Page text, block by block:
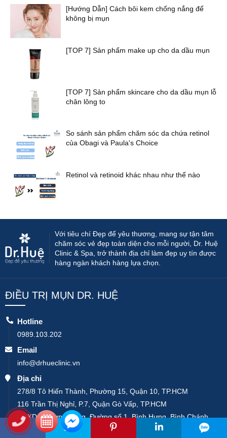
[Hướng Dẫn] Cách bôi kem chống nắng để
không bị mụn
[TOP 7] Sản phẩm make up cho da dầu mụn
[TOP 7] Sản phẩm skincare cho da dầu mụn lỗ
chân lông to
So sánh sản phẩm chăm sóc da chứa retinol
của Obagi và Paula's Choice
Retinol và retinoid khác nhau như thế nào
Với tiêu chí Đẹp để yêu thương, mang sự tận tâm
chăm sóc vẻ đẹp toàn diện cho mỗi người, Dr. Huệ
Clinic & Spa, trở thành địa chỉ làm đẹp uy tín được
hàng ngàn khách hàng lựa chọn.
ĐIỀU TRỊ MỤN DR. HUỆ
Hotline
0989.103.202
Email
info@drhueclinic.vn
Địa chỉ
278/8 Tô Hiến Thành, Phường 15, Quận 10, TP.HCM
116 Trần Thị Nghỉ, P.7, Quận Gò Vấp, TP.HCM
79 KDC Dương Hồng, Đường số 1, Bình Hưng, Bình Chánh,
TP.HCM